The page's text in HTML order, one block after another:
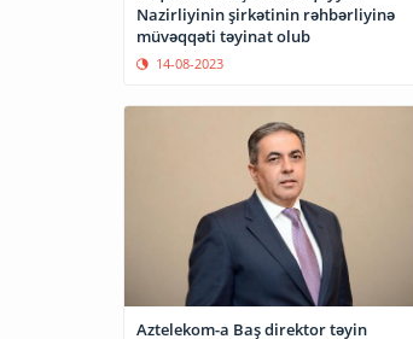
Nazirliyinin şirkətinin rəhbərliyinə
müvəqqəti təyinat olub
14-08-2023
Aztelekom-a Baş direktor təyin